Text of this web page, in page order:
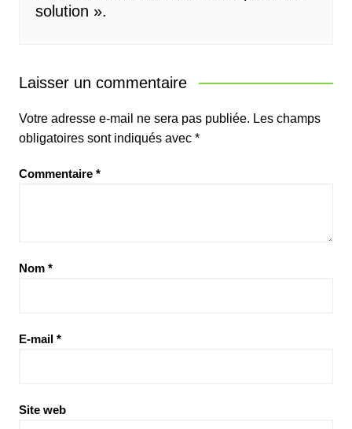
solution ».
Laisser un commentaire
Votre adresse e-mail ne sera pas publiée. Les champs
obligatoires sont indiqués avec *
Commentaire *
Nom *
E-mail *
Site web